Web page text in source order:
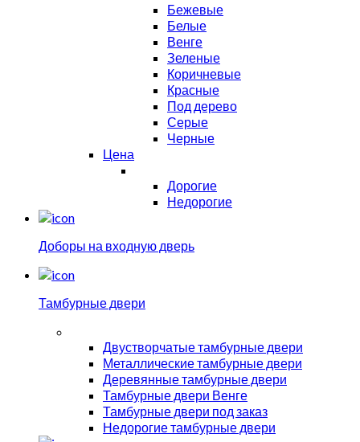
Бежевые
Белые
Венге
Зеленые
Коричневые
Красные
Под дерево
Серые
Черные
Цена
Дорогие
Недорогие
Доборы на входную дверь
Тамбурные двери
Двустворчатые тамбурные двери
Металлические тамбурные двери
Деревянные тамбурные двери
Тамбурные двери Венге
Тамбурные двери под заказ
Недорогие тамбурные двери